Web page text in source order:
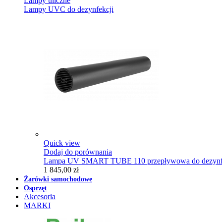
Lampy UVC do dezynfekcji
Quick view
Dodaj do porównania
Lampa UV SMART TUBE 110 przepływowa do
1 845,00 zł
Żarówki samochodowe
Osprzęt
Akcesoria
MARKI